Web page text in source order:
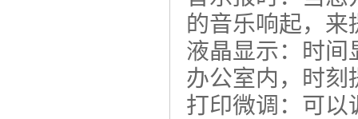
的音乐响起，来
液晶显示：时间
办公室内，时刻
打印微调：可以